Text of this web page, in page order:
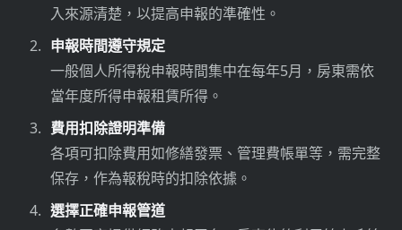
入來源清楚，以提高申報的準確性。
申報時間遵守規定
一般個人所得稅申報時間集中在每年5月，房東需依
當年度所得申報租賃所得。
費用扣除證明準備
各項可扣除費用如修繕發票、管理費帳單等，需完整
保存，作為報稅時的扣除依據。
選擇正確申報管道